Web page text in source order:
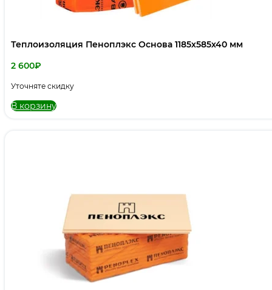
Теплоизоляция Пеноплэкс Основа 1185х585х40 мм
2 600₽
Уточняте скидку
В корзину